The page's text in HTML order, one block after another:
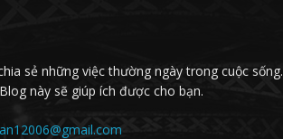
sẻ những việc thường ngày trong cuộc sống.
này sẽ giúp ích được cho bạn.